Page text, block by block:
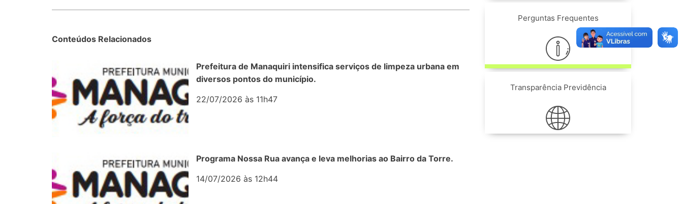
Conteúdos Relacionados
Prefeitura de Manaquiri intensifica serviços de limpeza urbana em
diversos pontos do município.
22/07/2026 às 11h47
Programa Nossa Rua avança e leva melhorias ao Bairro da Torre.
14/07/2026 às 12h44
Perguntas Frequentes
Transparência Previdência